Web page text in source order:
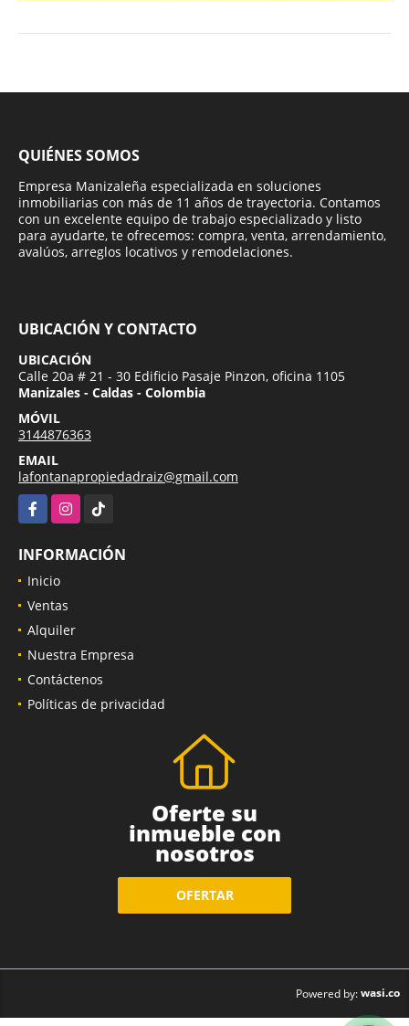
QUIÉNES SOMOS
Empresa Manizaleña especializada en soluciones
inmobiliarias con más de 11 años de trayectoria. Contamos
con un excelente equipo de trabajo especializado y listo
para ayudarte, te ofrecemos: compra, venta, arrendamiento,
avalúos, arreglos locativos y remodelaciones.
UBICACIÓN Y CONTACTO
UBICACIÓN
Calle 20a # 21 - 30 Edificio Pasaje Pinzon, oficina 1105
Manizales - Caldas - Colombia
MÓVIL
3144876363
EMAIL
lafontanapropiedadraiz@gmail.com
FacebookInstagramTikTok
INFORMACIÓN
Inicio
Ventas
Alquiler
Nuestra Empresa
Contáctenos
Políticas de privacidad
Oferte su
inmueble con
nosotros
OFERTAR
Powered by:wasi.co